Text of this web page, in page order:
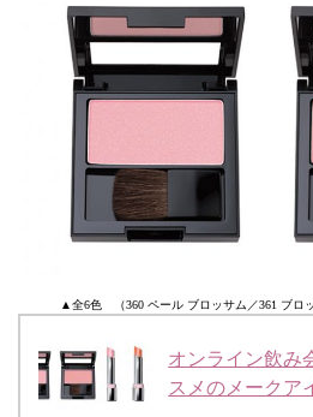
▲全6色 （360 ペール ブロッサム／361 ブロ
オンライン飲み
スメのメークア